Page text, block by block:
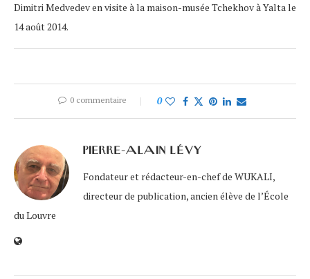
Dimitri Medvedev en visite à la maison-musée Tchekhov à Yalta le
14 août 2014.
0 commentaire 0
PIERRE-ALAIN LÉVY
Fondateur et rédacteur-en-chef de WUKALI,
directeur de publication, ancien élève de l’École
du Louvre